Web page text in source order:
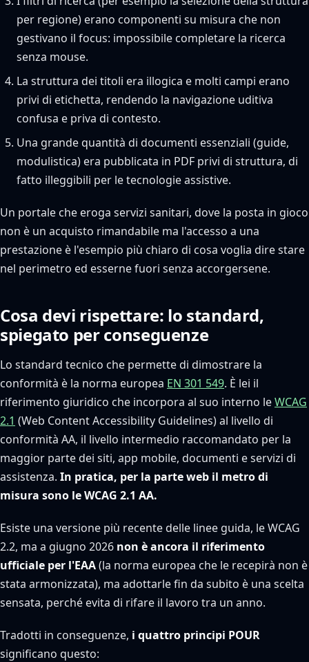
per regione) erano componenti su misura che non
gestivano il focus: impossibile completare la ricerca
senza mouse.
La struttura dei titoli era illogica e molti campi erano
privi di etichetta, rendendo la navigazione uditiva
confusa e priva di contesto.
Una grande quantità di documenti essenziali (guide,
modulistica) era pubblicata in PDF privi di struttura, di
fatto illeggibili per le tecnologie assistive.
Un portale che eroga servizi sanitari, dove la posta in gioco
non è un acquisto rimandabile ma l'accesso a una
prestazione è l'esempio più chiaro di cosa voglia dire stare
nel perimetro ed esserne fuori senza accorgersene.
Cosa devi rispettare: lo standard,
spiegato per conseguenze
Lo standard tecnico che permette di dimostrare la
conformità è la norma europea EN 301 549. È lei il
riferimento giuridico che incorpora al suo interno leWCAG
2.1 (Web Content Accessibility Guidelines) al livello di
conformità AA, il livello intermedio raccomandato per la
maggior parte dei siti, app mobile, documenti e servizi di
assistenza. In pratica, per la parte web il metro di
misura sono le WCAG 2.1 AA.
Esiste una versione più recente delle linee guida, le WCAG
2.2, ma a giugno 2026 non è ancora il riferimento
ufficiale per l'EAA(la norma europea che le recepirà non è
stata armonizzata), ma adottarle fin da subito è una scelta
sensata, perché evita di rifare il lavoro tra un anno.
Tradotti in conseguenze, i quattro principi POUR
significano questo: